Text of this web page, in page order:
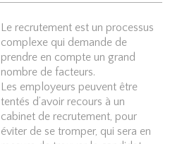
Le recrutement est un processus
complexe qui demande de
prendre en compte un grand
nombre de facteurs.
Les employeurs peuvent être
tentés d’avoir recours à un
cabinet de recrutement, pour
éviter de se tromper, qui sera en